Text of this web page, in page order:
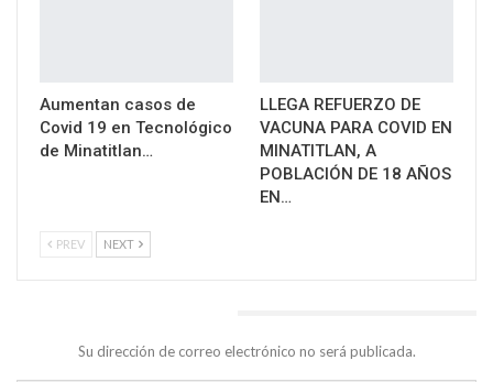
Aumentan casos de
Covid 19 en Tecnológico
de Minatitlan…
LLEGA REFUERZO DE
VACUNA PARA COVID EN
MINATITLAN, A
POBLACIÓN DE 18 AÑOS
EN…
PREV NEXT
Su dirección de correo electrónico no será publicada.